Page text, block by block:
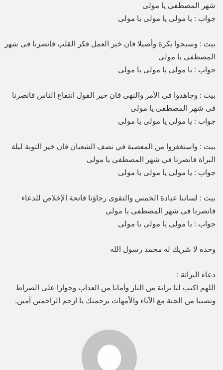
شهر المصطفى يا مولى
جواب : يا مولى يا مولى يا مولى
بيت : وسبحوا بكرة وأصيلا فان خير العمل فكر القلب فانصرنا فى شهر
المصطفى يا مولى
جواب : يا مولى يا مولى يا مولى
بيت : وجاهدوا فى الأمر والنهى فان خير القول انتفاع الناس فانصرنا
فى شهر المصطفى يا مولى
جواب : يا مولى يا مولى يا مولى
بيت : واستغفروا من المعصية في نصف الشعبان فان خير التوبة ليلة
البراة فانصرنا في شهر المصطفى يا مولى
جواب : يا مولى يا مولى يا مولى
بيت : لساننا عبادة الخمس والتقوى رجاؤنا فاتحة الإخلاص للدعاء
فانصرنا فى شهر المصطفى يا مولى
جواب : يا مولى يا مولى يا مولى
وحده لا شريك له محمد رسول الله
دعاء البرائة :
اللهم اكتب لنا برائة من النار وأمانا من العذاب وجوازا على الصراط
ونصيبا من الجنة مع الآباء والأمهات برحمتك يا ارحم الراحمين آمين.